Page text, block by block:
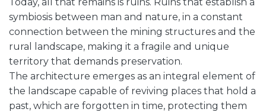
symbiosis between man and nature, in a constant
connection between the mining structures and the
rural landscape, making it a fragile and unique
territory that demands preservation.
The architecture emerges as an integral element of
the landscape capable of reviving places that hold a
past, which are forgotten in time, protecting them